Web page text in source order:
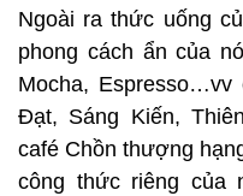
Ngoài ra thức uống
phong cách ẩn của
Mocha,
Đạt, Sáng Kiến,
café Chồn thượng
công thức riêng của